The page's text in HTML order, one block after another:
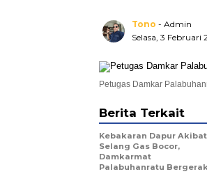
Tono - Admin
Selasa, 3 Februari
Petugas Damkar
Berita Terkait
Kebakaran Dapur Akibat
Selang Gas Bocor,
Damkarmat
Palabuhanratu